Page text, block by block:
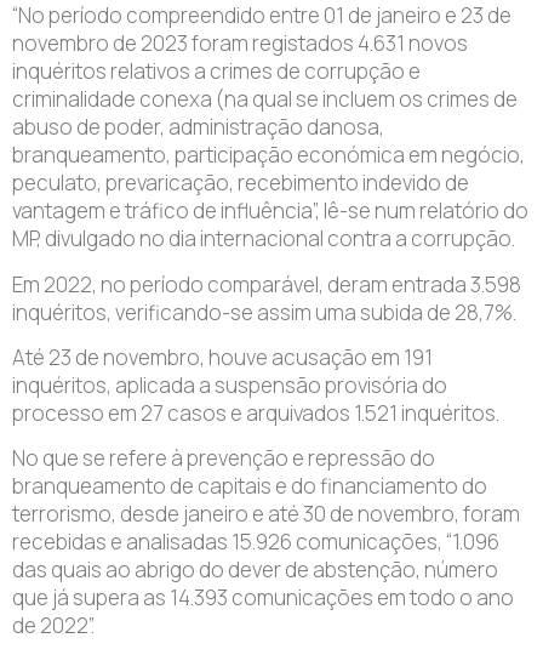
“No período compreendido entre 01 de janeiro e 23 de
novembro de 2023 foram registados 4.631 novos
inquéritos relativos a crimes de corrupção e
criminalidade conexa (na qual se incluem os crimes de
abuso de poder, administração danosa,
branqueamento, participação económica em negócio,
peculato, prevaricação, recebimento indevido de
vantagem e tráfico de influência”, lê-se num relatório do
MP, divulgado no dia internacional contra a corrupção.
Em 2022, no período comparável, deram entrada 3.598
inquéritos, verificando-se assim uma subida de 28,7%.
Até 23 de novembro, houve acusação em 191
inquéritos, aplicada a suspensão provisória do
processo em 27 casos e arquivados 1.521 inquéritos.
No que se refere à prevenção e repressão do
branqueamento de capitais e do financiamento do
terrorismo, desde janeiro e até 30 de novembro, foram
recebidas e analisadas 15.926 comunicações, “1.096
das quais ao abrigo do dever de abstenção, número
que já supera as 14.393 comunicações em todo o ano
de 2022”.